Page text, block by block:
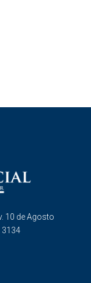
10 de Agosto
3134